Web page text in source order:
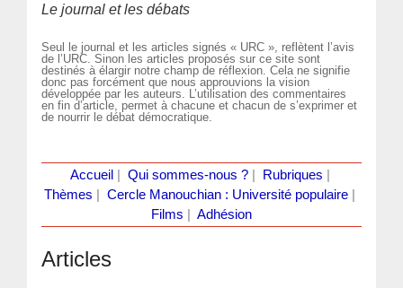
Le journal et les débats
Seul le journal et les articles signés « URC », reflètent l’avis
de l’URC. Sinon les articles proposés sur ce site sont
destinés à élargir notre champ de réflexion. Cela ne signifie
donc pas forcément que nous approuvions la vision
développée par les auteurs. L’utilisation des commentaires
en fin d’article, permet à chacune et chacun de s’exprimer et
de nourrir le débat démocratique.
Accueil Qui sommes-nous ?| Rubriques
Thèmes
Cercle Manouchian : Université populaire
Films
Adhésion
Articles